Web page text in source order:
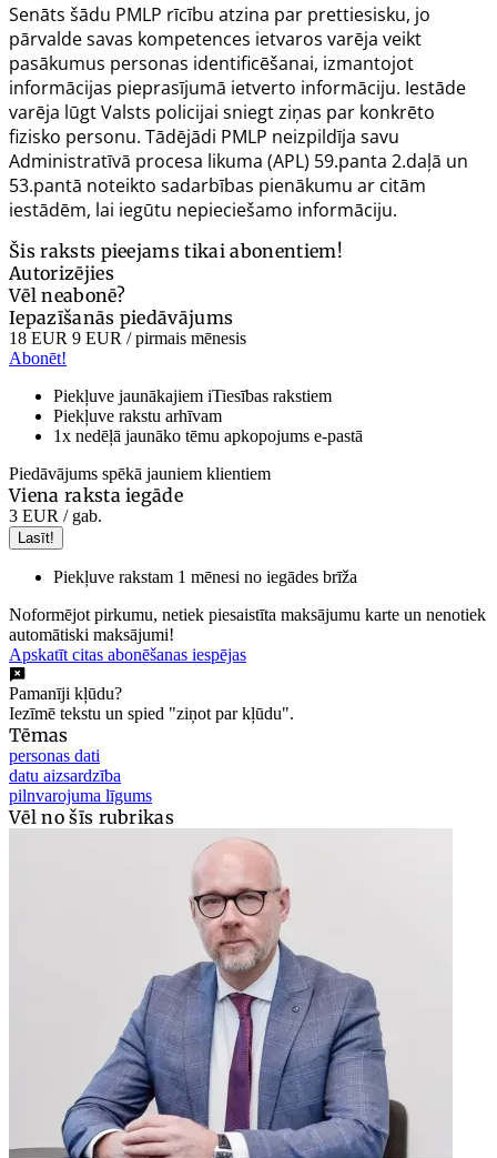
Senāts šādu PMLP rīcību atzina par prettiesisku, jo
pārvalde savas kompetences ietvaros varēja veikt
pasākumus personas identificēšanai, izmantojot
informācijas pieprasījumā ietverto informāciju. Iestāde
varēja lūgt Valsts policijai sniegt ziņas par konkrēto
fizisko personu. Tādējādi PMLP neizpildīja savu
Administratīvā procesa likuma (APL) 59.panta 2.daļā un
53.pantā noteikto sadarbības pienākumu ar citām
iestādēm, lai iegūtu nepieciešamo informāciju.
Šis raksts pieejams tikai abonentiem!
Autorizējies
Vēl neabonē?
Iepazīšanās piedāvājums
18 EUR 9 EUR / pirmais mēnesis
Abonēt!
Piekļuve jaunākajiem iTiesības rakstiem
Piekļuve rakstu arhīvam
1x nedēļā jaunāko tēmu apkopojums e-pastā
Piedāvājums spēkā jauniem klientiem
Viena raksta iegāde
3 EUR / gab.
Lasīt!
Piekļuve rakstam 1 mēnesi no iegādes brīža
Noformējot pirkumu, netiek piesaistīta maksājumu karte un nenotiek
automātiski maksājumi!
Apskatīt citas abonēšanas iespējas
Pamanīji kļūdu?
Iezīmē tekstu un spied "ziņot par kļūdu".
Tēmas
personas dati
datu aizsardzība
pilnvarojuma līgums
Vēl no šīs rubrikas